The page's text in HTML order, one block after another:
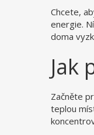
Chcete,
energie.
doma
Jak
Začněte
teplou